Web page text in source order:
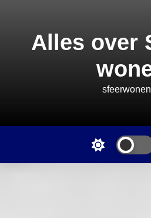
Alles over